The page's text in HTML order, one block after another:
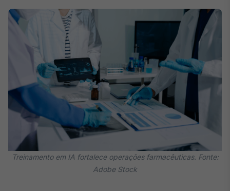
Broadcast
Plataforma para
conteúdos
personalizados
Soluções de Dados
e Conteúdos
Broadcast
OTC
Plataforma para
ativos
Treinamento em IA fortalece operações farmacêuticas. Fonte:
Adobe Stock